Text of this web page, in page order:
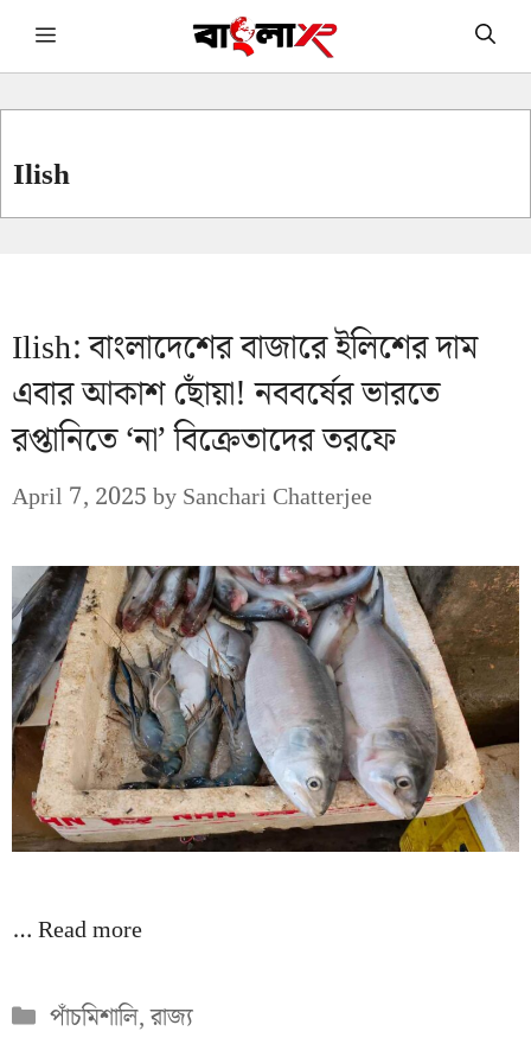
Skip Menu
Ilish
Ilish: বাংলাদেশের বাজারে ইলিশের দাম
এবার আকাশ ছোঁয়া! নববর্ষের ভারতে
রপ্তানিতে ‘না’ বিক্রেতাদের তরফে
April 7, 2025bySanchari Chatterjee
…Read more
Categories
পাঁচমিশালি,রাজ্য